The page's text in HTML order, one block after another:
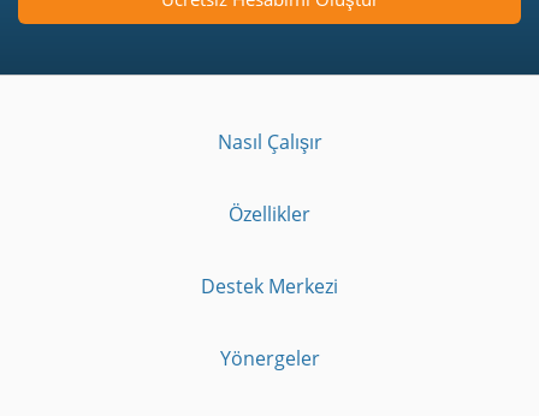
Nasıl Çalışır
Özellikler
Destek Merkezi
Yönergeler